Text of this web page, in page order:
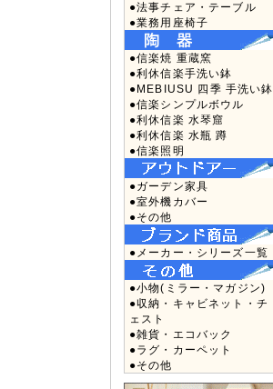
●法事チェア・テーブル
●業務用座椅子
●信楽焼 重蔵窯
●利休信楽手洗い鉢
●MEBIUSU 四季 手洗い鉢
●信楽シンプルボウル
●利休信楽 水琴窟
●利休信楽 水瓶 蹲
●信楽照明
●ガーデン家具
●室外機カバー
●その他
●メーカー・シリーズ一覧
●小物(ミラー・マガジン)
●収納・キャビネット・チ
ェスト
●雑貨・エコバック
●ラグ・カーペット
●その他